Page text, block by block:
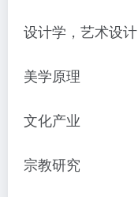
设计学，艺术设计
美学原理
文化产业
宗教研究